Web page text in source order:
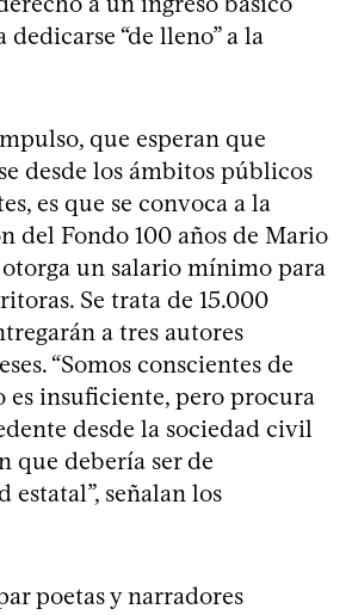
“de lleno” a la
que esperan que
desde los ámbitos públicos
es que se convoca a la
del Fondo 100 años de Mario
un salario mínimo para
Se trata de 15.000
a tres autores
“Somos conscientes de
es insuficiente, pero procura
desde la sociedad civil
que debería ser de
estatal”, señalan los
poetas y narradores